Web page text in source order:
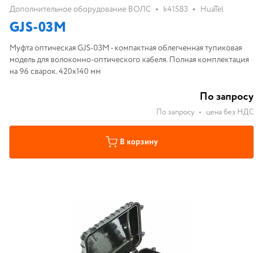
Дополнительное оборудование ВОЛС • k41583 • HuaTel
GJS-03M
Муфта оптическая GJS-03M - компактная облегченная тупиковая
модель для волоконно-оптического кабеля. Полная комплектация
на 96 сварок. 420x140 мм
По запросу
По запросу • цена без НДС
В корзину